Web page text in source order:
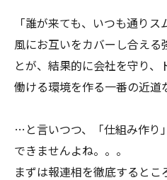
「誰が来ても、いつも通り
風にお互いをカバーし合える
とが、結果的に会社を守り、
働ける環境を作る一番の近道
…と言いつつ、「仕組み作り
できませんよね。。。
まずは報連相を徹底すると